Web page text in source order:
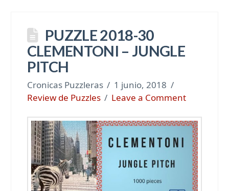
PUZZLE 2018-30
CLEMENTONI – JUNGLE
PITCH
Cronicas Puzzleras
1 junio, 2018
Review de Puzzles
Leave a Comment